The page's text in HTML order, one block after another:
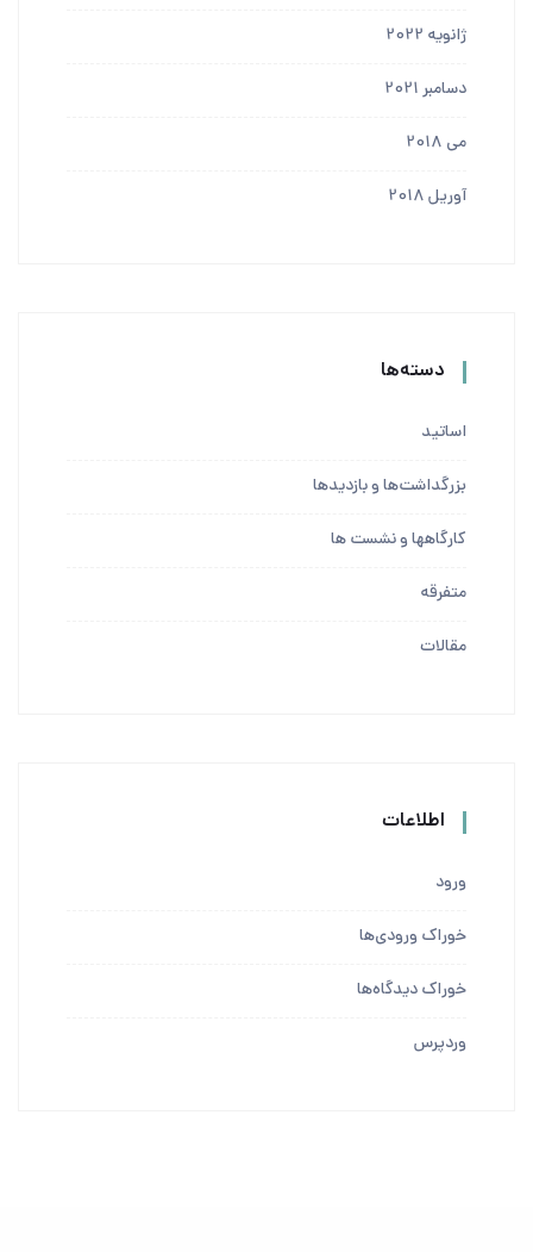
ژانویه 2022
دسامبر 2021
می 2018
آوریل 2018
دسته‌ها
اساتید
بزرگداشت‌ها و بازدیدها
کارگاهها و نشست ها
متفرقه
مقالات
اطلاعات
ورود
خوراک ورودی‌ها
خوراک دیدگاه‌ها
وردپرس